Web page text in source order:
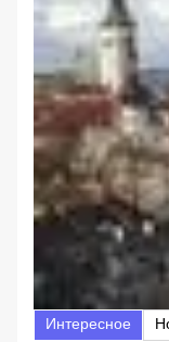
Интересное